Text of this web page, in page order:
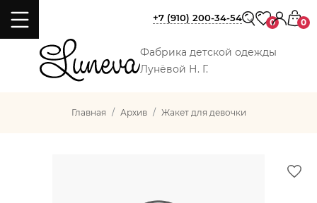
Фабрика детской одежды
Лунёвой Н. Г.
+7 (910) 200-34-54 0 0
Главная Архив Жакет для девочки